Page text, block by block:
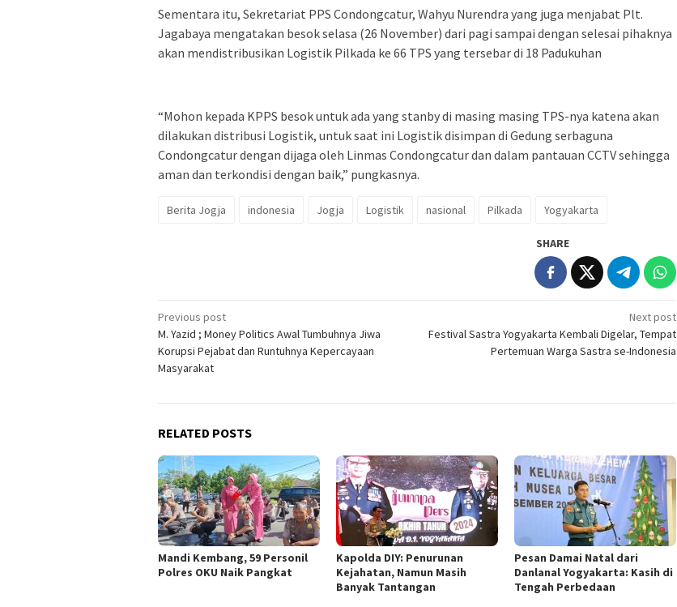
Sementara itu, Sekretariat PPS Condongcatur, Wahyu Nurendra yang juga menjabat Plt.
Jagabaya mengatakan besok selasa (26 November) dari pagi sampai dengan selesai pihaknya
akan mendistribusikan Logistik Pilkada ke 66 TPS yang tersebar di 18 Padukuhan
“Mohon kepada KPPS besok untuk ada yang stanby di masing masing TPS-nya katena akan
dilakukan distribusi Logistik, untuk saat ini Logistik disimpan di Gedung serbaguna
Condongcatur dengan dijaga oleh Linmas Condongcatur dan dalam pantauan CCTV sehingga
aman dan terkondisi dengan baik,” pungkasnya.
Berita Jogja indonesia Jogja Logistik nasional Pilkada Yogyakarta
SHARE
Post
navigation
Previous post
M. Yazid ; Money Politics Awal Tumbuhnya Jiwa
Korupsi Pejabat dan Runtuhnya Kepercayaan
Masyarakat
Next post
Festival Sastra Yogyakarta Kembali Digelar, Tempat
Pertemuan Warga Sastra se-Indonesia
RELATED POSTS
Mandi Kembang, 59 Personil
Polres OKU Naik Pangkat
Kapolda DIY: Penurunan
Kejahatan, Namun Masih
Banyak Tantangan
Pesan Damai Natal dari
Danlanal Yogyakarta: Kasih di
Tengah Perbedaan